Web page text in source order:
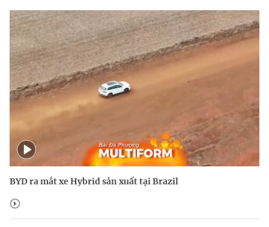
BYD ra mắt xe Hybrid sản xuất tại Brazil